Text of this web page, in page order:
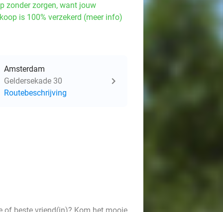
zonder zorgen, want jouw
is 100% verzekerd (meer info)
Amsterdam
Geldersekade 30
Routebeschrijving